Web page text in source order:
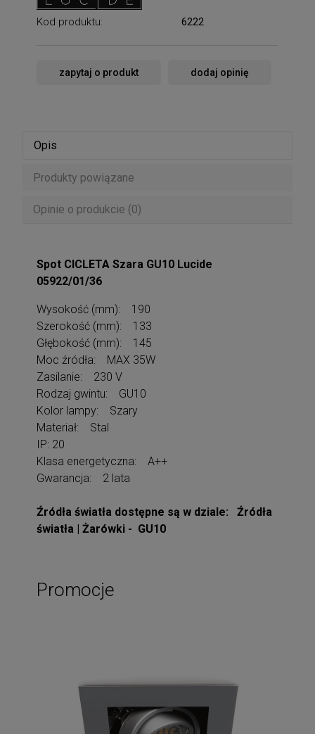
Kod produktu: 6222
zapytaj o produkt dodaj opinię
Opis
Produkty powiązane
Opinie o produkcie (0)
Spot CICLETA Szara GU10 Lucide
05922/01/36
Wysokość (mm): 190
Szerokość (mm): 133
Głębokość (mm): 145
Moc źródła: MAX 35W
Zasilanie: 230 V
Rodzaj gwintu: GU10
Kolor lampy: Szary
Materiał: Stal
IP: 20
Klasa energetyczna: A++
Gwarancja: 2 lata
Źródła światła dostępne są w dziale: Źródła
światła | Żarówki - GU10
Promocje